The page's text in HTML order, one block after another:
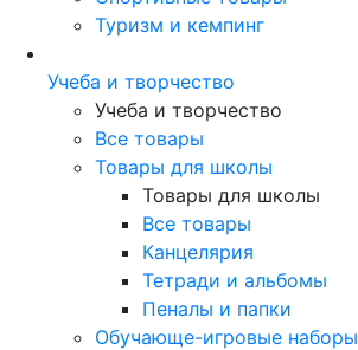
Туризм и кемпинг
Учеба и творчество
Учеба и творчество
Все товары
Товары для школы
Товары для школы
Все товары
Канцелярия
Тетради и альбомы
Пеналы и папки
Обучающе-игровые наборы